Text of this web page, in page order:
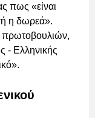
πως «είναι
η δωρεά».
πρωτοβουλιών,
- Ελληνικής